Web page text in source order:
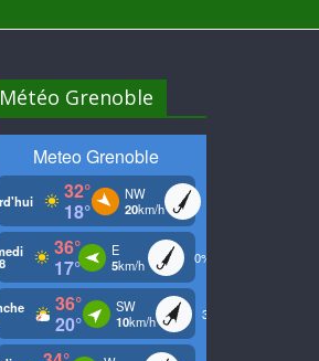
Météo Grenoble